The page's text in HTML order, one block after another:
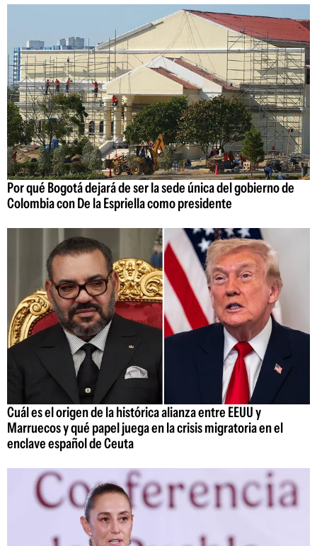
Por qué Bogotá dejará de ser la sede única del gobierno de
Colombia con De la Espriella como presidente
Cuál es el origen de la histórica alianza entre EEUU y
Marruecos y qué papel juega en la crisis migratoria en el
enclave español de Ceuta